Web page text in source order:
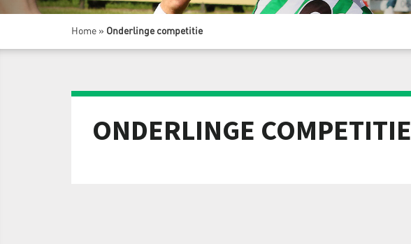
Home » Onderlinge competitie
ONDERLINGE COMPETITIE